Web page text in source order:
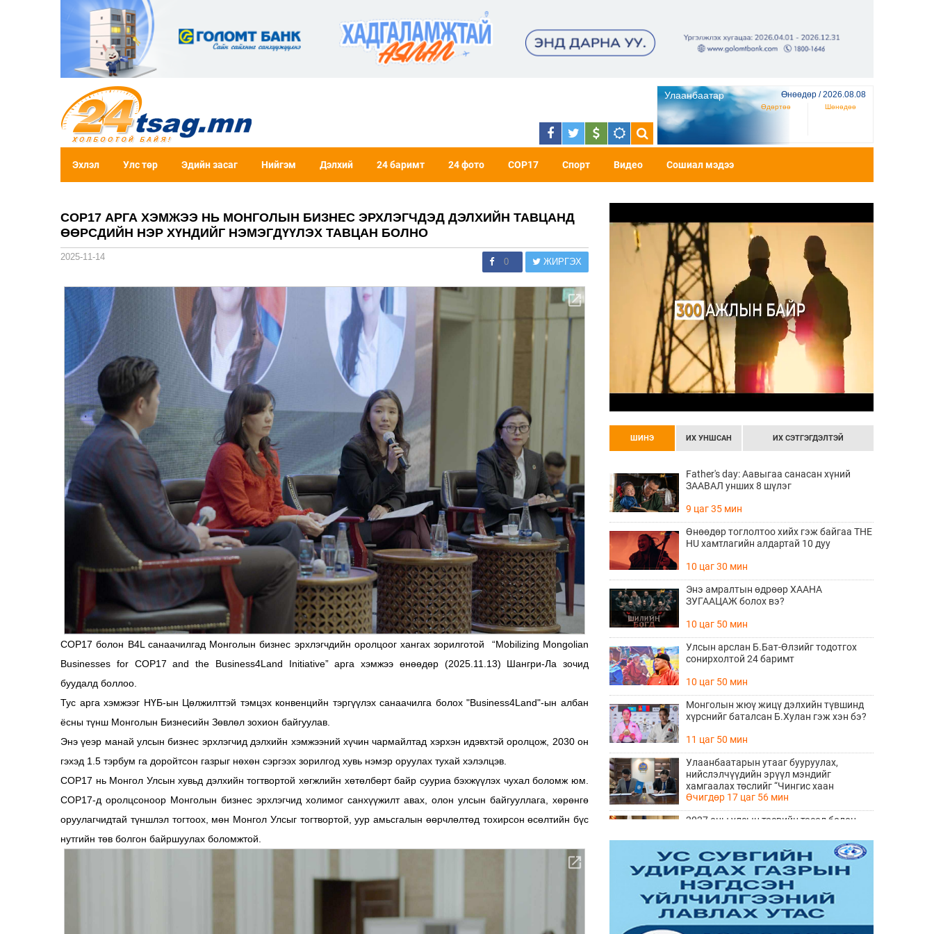
Улаанбаатар Өнөөдөр / 2026.08.08
Өдөртөө Шөнөдөө
Эхлэл Улс төр Эдийн засаг Нийгэм Дэлхий 24 баримт 24 фото COP17 Спорт Видео Сошиал мэдээ
COP17 АРГА ХЭМЖЭЭ НЬ МОНГОЛЫН БИЗНЕС ЭРХЛЭГЧДЭД ДЭЛХИЙН ТАВЦАНД
ӨӨРСДИЙН НЭР ХҮНДИЙГ НЭМЭГДҮҮЛЭХ ТАВЦАН БОЛНО
2025-11-14 0 ЖИРГЭХ
COP17 болон B4L санаачилгад Монголын бизнес эрхлэгчдийн оролцоог хангах зорилготой “Mobilizing Mongolian
Businesses for COP17 and the Business4Land Initiative” арга хэмжээ өнөөдөр (2025.11.13) Шангри-Ла зочид
буудалд боллоо.
Тус арга хэмжээг НҮБ-ын Цөлжилттэй тэмцэх конвенцийн тэргүүлэх санаачилга болох "Business4Land"-ын албан
ёсны түнш Монголын Бизнесийн Зөвлөл зохион байгуулав.
Энэ үеэр манай улсын бизнес эрхлэгчид дэлхийн хэмжээний хүчин чармайлтад хэрхэн идэвхтэй оролцож, 2030 он
гэхэд 1.5 тэрбум га доройтсон газрыг нөхөн сэргээх зорилгод хувь нэмэр оруулах тухай хэлэлцэв.
COP17 нь Монгол Улсын хувьд дэлхийн тогтвортой хөгжлийн хөтөлбөрт байр сууриа бэхжүүлэх чухал боломж юм.
COP17-д оролцсоноор Монголын бизнес эрхлэгчид холимог санхүүжилт авах, олон улсын байгууллага, хөрөнгө
оруулагчидтай түншлэл тогтоох, мөн Монгол Улсыг тогтвортой, уур амьсгалын өөрчлөлтөд тохирсон өсөлтийн бүс
нутгийн төв болгон байршуулах боломжтой.
ШИНЭ ИХ УНШСАН ИХ СЭТГЭГДЭЛТЭЙ
Father's day: Аавыгаа санасан хүний
ЗААВАЛ унших 8 шүлэг
9 цаг 35 мин
Өнөөдөр тоглолтоо хийх гэж байгаа THE
HU хамтлагийн алдартай 10 дуу
10 цаг 30 мин
Энэ амралтын өдрөөр ХААНА
ЗУГААЦАЖ болох вэ?
10 цаг 50 мин
Улсын арслан Б.Бат-Өлзийг тодотгох
сонирхолтой 24 баримт
10 цаг 50 мин
Монголын жюү жицү дэлхийн түвшинд
хүрснийг баталсан Б.Хулан гэж хэн бэ?
11 цаг 50 мин
Улаанбаатарын утааг бууруулах,
нийслэлчүүдийн эрүүл мэндийг
хамгаалах төслийг “Чингис хаан
баялгийн сан нэгдэл” ХХК-тай хамтран
хэрэгжүүлнэ
Өчигдөр 17 цаг 56 мин
2027 оны улсын төсвийн төсөл болон
олон нийтийн хэлэлцүүлэг боллоо
Өчигдөр 17 цаг 38 мин
Нийгмийн даатгалын сангийн хөрөнгө
7.6 тэрбум төгрөгөөр арвижлаа
Өчигдөр 17 цаг 18 мин